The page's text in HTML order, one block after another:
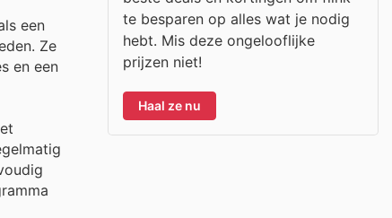
een
Ze
en een
te besparen op alles wat je nodig
hebt. Mis deze ongelooflijke
prijzen niet!
Haal ze nu